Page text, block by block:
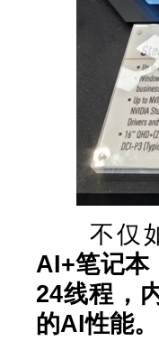
不仅
AI+笔记本
24线程，
的AI性能。